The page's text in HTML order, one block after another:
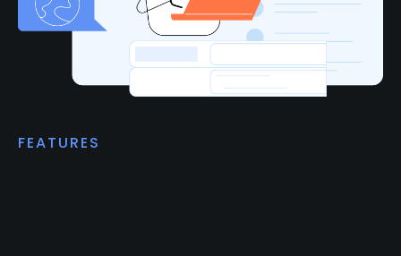
FEATURES